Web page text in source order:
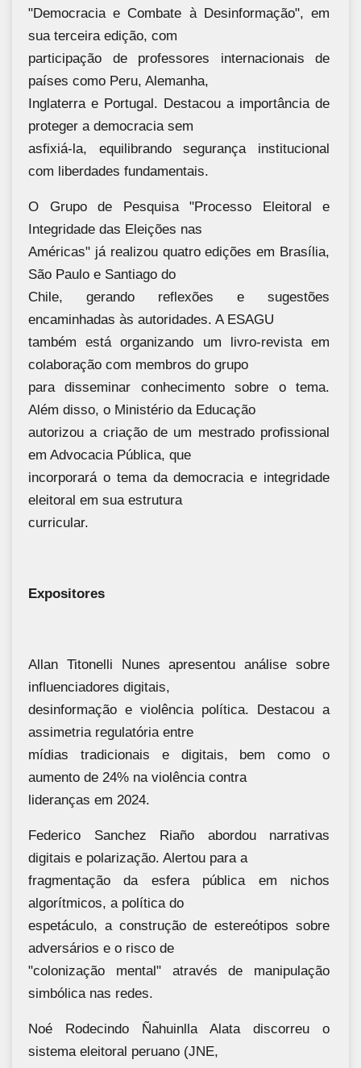
"Democracia e Combate à Desinformação", em
sua terceira edição, com
participação de professores internacionais de
países como Peru, Alemanha,
Inglaterra e Portugal. Destacou a importância de
proteger a democracia sem
asfixiá-la, equilibrando segurança institucional
com liberdades fundamentais.
O Grupo de Pesquisa "Processo Eleitoral e
Integridade das Eleições nas
Américas" já realizou quatro edições em Brasília,
São Paulo e Santiago do
Chile, gerando reflexões e sugestões
encaminhadas às autoridades. A ESAGU
também está organizando um livro-revista em
colaboração com membros do grupo
para disseminar conhecimento sobre o tema.
Além disso, o Ministério da Educação
autorizou a criação de um mestrado profissional
em Advocacia Pública, que
incorporará o tema da democracia e integridade
eleitoral em sua estrutura
curricular.
Expositores
Allan Titonelli Nunes apresentou análise sobre
influenciadores digitais,
desinformação e violência política. Destacou a
assimetria regulatória entre
mídias tradicionais e digitais, bem como o
aumento de 24% na violência contra
lideranças em 2024.
Federico Sanchez Riaño abordou narrativas
digitais e polarização. Alertou para a
fragmentação da esfera pública em nichos
algorítmicos, a política do
espetáculo, a construção de estereótipos sobre
adversários e o risco de
"colonização mental" através de manipulação
simbólica nas redes.
Noé Rodecindo Ñahuinlla Alata discorreu o
sistema eleitoral peruano (JNE,